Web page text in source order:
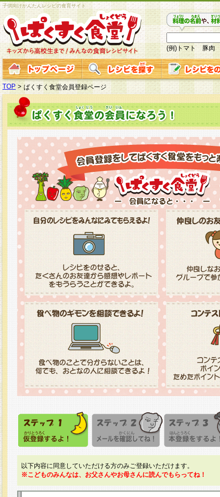
子供向けかんたんレシピの食育サイト
(例)トマト 豚肉
TOP > ぱくすく食堂会員登録ページ
以下内容に同意していただける方のみご登録いただけます。
※こどものみんなは、お父さんやお母さんに読んでもらってね！